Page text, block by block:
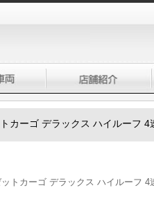
カーゴ デラックス ハイルーフ 4
トカーゴ デラックス ハイルーフ 4